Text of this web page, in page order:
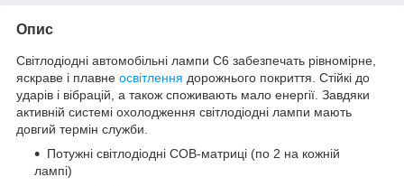
Опис
Світлодіодні автомобільні лампи С6 забезпечать рівномірне,
яскраве і плавне освітлення дорожнього покриття. Стійкі до
ударів і вібрацій, а також споживають мало енергії. Завдяки
активній системі охолодження світлодіодні лампи мають
довгий термін служби.
Потужні світлодіодні СОВ-матриці (по 2 на кожній
лампі)